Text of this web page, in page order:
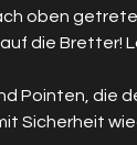
oben
die Bretter!
Pointen, die
Sicherheit